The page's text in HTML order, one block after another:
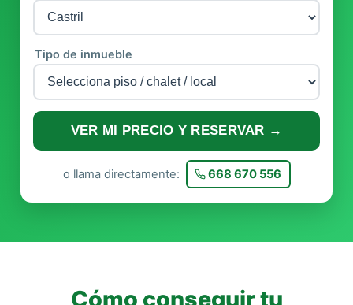
Tipo de inmueble
VER MI PRECIO Y RESERVAR →
o llama directamente: 668 670 556
Cómo conseguir tu